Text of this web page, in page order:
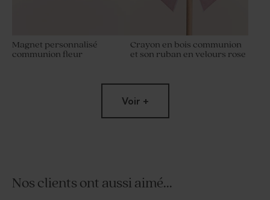
Magnet personnalisé
communion fleur
Crayon en bois communion
et son ruban en velours rose
Voir +
Nos clients ont aussi aimé...